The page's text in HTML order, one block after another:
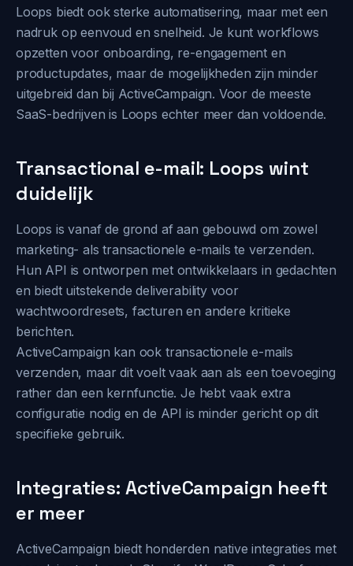
Loops biedt ook sterke automatisering, maar met een
nadruk op eenvoud en snelheid. Je kunt workflows
opzetten voor onboarding, re-engagement en
productupdates, maar de mogelijkheden zijn minder
uitgebreid dan bij ActiveCampaign. Voor de meeste
SaaS-bedrijven is Loops echter meer dan voldoende.
Transactional e-mail: Loops wint
duidelijk
Loops is vanaf de grond af aan gebouwd om zowel
marketing- als transactionele e-mails te verzenden.
Hun API is ontworpen met ontwikkelaars in gedachten
en biedt uitstekende deliverability voor
wachtwoordresets, facturen en andere kritieke
berichten.
ActiveCampaign kan ook transactionele e-mails
verzenden, maar dit voelt vaak aan als een toevoeging
rather dan een kernfunctie. Je hebt vaak extra
configuratie nodig en de API is minder gericht op dit
specifieke gebruik.
Integraties: ActiveCampaign heeft
er meer
ActiveCampaign biedt honderden native integraties met